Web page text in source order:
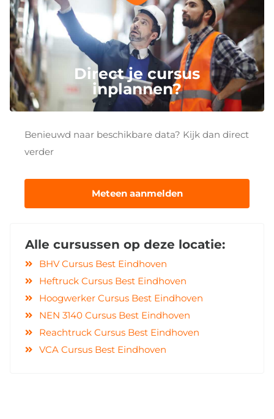
Direct je cursus
inplannen?
Benieuwd naar beschikbare data? Kijk dan direct
verder
Meteen aanmelden
Alle cursussen op deze locatie:
BHV Cursus Best Eindhoven
Heftruck Cursus Best Eindhoven
Hoogwerker Cursus Best Eindhoven
NEN 3140 Cursus Best Eindhoven
Reachtruck Cursus Best Eindhoven
VCA Cursus Best Eindhoven